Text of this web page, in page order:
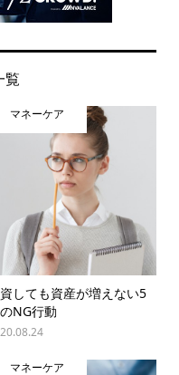
覧
マネーケア
しても資産が増えない5
NG行動
マネーケア